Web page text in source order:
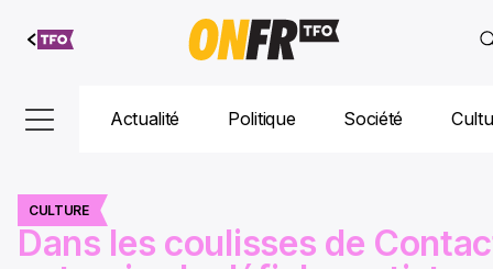
Aller au
contenu
Actualité Politique Société
CULTURE
Dans les coulisses de